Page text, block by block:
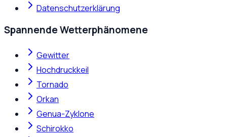
Datenschutzerklärung
Spannende Wetterphänomene
Gewitter
Hochdruckkeil
Tornado
Orkan
Genua-Zyklone
Schirokko